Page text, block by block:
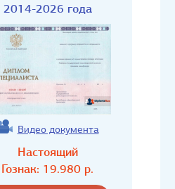
2014-2026 года
Видео документа
Настоящий
Гознак: 19.980 р.